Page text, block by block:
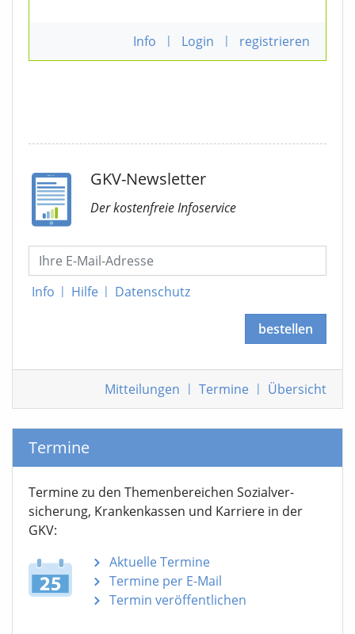
Info | Login | registrieren
GKV-Newsletter
Der kostenfreie Infoservice
Info | Hilfe | Datenschutz
bestellen
Mitteilungen | Termine | Übersicht
Termine
Termine zu den Themen­bereichen Sozialver­
sicherung, Krankenkassen und Karriere in der
GKV:
Aktuelle Termine
Termine per E-Mail
Termin veröffentlichen